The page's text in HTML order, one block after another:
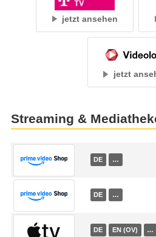
jetzt ansehen
jetzt
Streaming &
DE …
DE …
DE EN (OV) …